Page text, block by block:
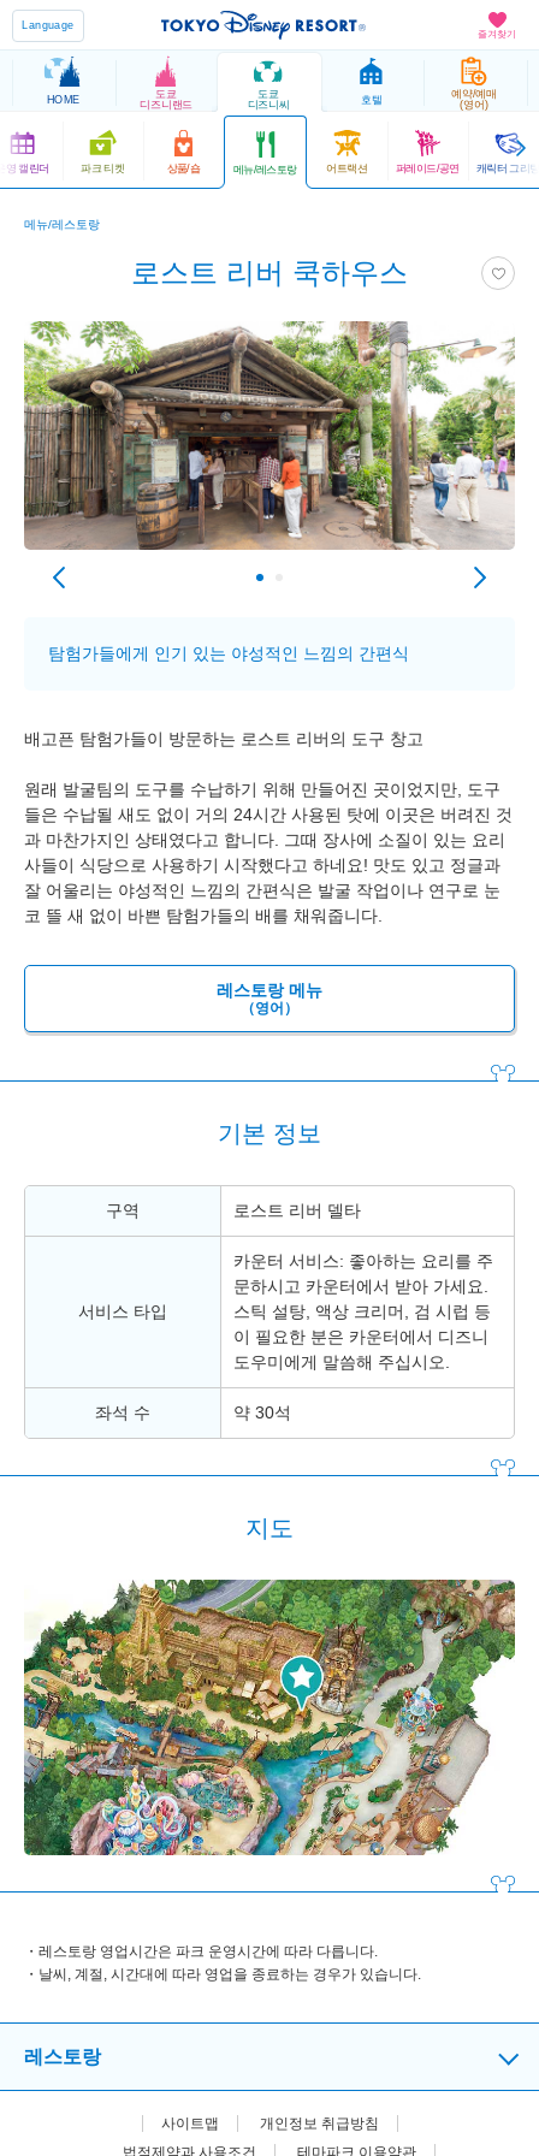
즐겨찾기
Language
HOME
도쿄
디즈니랜드
도쿄
디즈니씨
호텔
예약/예매
(영어)
영 캘린더 파크 티켓 상품/숍 메뉴/레스토랑 어트랙션 퍼레이드/공연 캐릭터 그리팅
메뉴/레스토랑
로스트 리버 쿡하우스
탐험가들에게 인기 있는 야성적인 느낌의 간편식
배고픈 탐험가들이 방문하는 로스트 리버의 도구 창고
원래 발굴팀의 도구를 수납하기 위해 만들어진 곳이었지만, 도구
들은 수납될 새도 없이 거의 24시간 사용된 탓에 이곳은 버려진 것
과 마찬가지인 상태였다고 합니다. 그때 장사에 소질이 있는 요리
사들이 식당으로 사용하기 시작했다고 하네요! 맛도 있고 정글과
잘 어울리는 야성적인 느낌의 간편식은 발굴 작업이나 연구로 눈
코 뜰 새 없이 바쁜 탐험가들의 배를 채워줍니다.
레스토랑 메뉴
（영어）
기본 정보
구역 로스트 리버 델타
서비스 타입
카운터 서비스: 좋아하는 요리를 주
문하시고 카운터에서 받아 가세요.
스틱 설탕, 액상 크리머, 검 시럽 등
이 필요한 분은 카운터에서 디즈니
도우미에게 말씀해 주십시오.
좌석 수 약 30석
지도
레스토랑 영업시간은 파크 운영시간에 따라 다릅니다.
날씨, 계절, 시간대에 따라 영업을 종료하는 경우가 있습니다.
레스토랑
사이트맵
개인정보 취급방침